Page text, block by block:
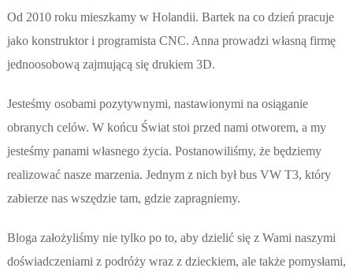
Od 2010 roku mieszkamy w Holandii. Bartek na co dzień pracuje
jako konstruktor i programista CNC. Anna prowadzi własną firmę
jednoosobową zajmującą się drukiem 3D.
Jesteśmy osobami pozytywnymi, nastawionymi na osiąganie
obranych celów. W końcu Świat stoi przed nami otworem, a my
jesteśmy panami własnego życia. Postanowiliśmy, że będziemy
realizować nasze marzenia. Jednym z nich był bus VW T3, który
zabierze nas wszędzie tam, gdzie zapragniemy.
Bloga założyliśmy nie tylko po to, aby dzielić się z Wami naszymi
doświadczeniami z podróży wraz z dzieckiem, ale także pomysłami,